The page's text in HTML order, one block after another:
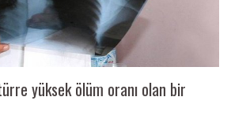
yüksek ölüm oranı olan bir